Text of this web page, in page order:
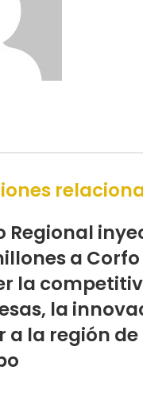
Regional
a
la
la
a la región de